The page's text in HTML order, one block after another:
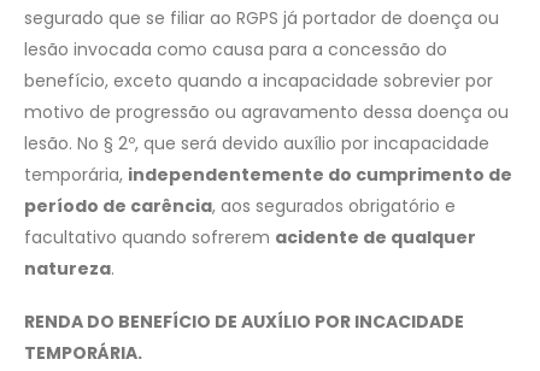
segurado que se filiar ao RGPS já portador de doença ou
lesão invocada como causa para a concessão do
benefício, exceto quando a incapacidade sobrevier por
motivo de progressão ou agravamento dessa doença ou
lesão. No § 2º, que será devido auxílio por incapacidade
temporária, independentemente do cumprimento de
período de carência, aos segurados obrigatório e
facultativo quando sofrerem acidente de qualquer
natureza.
RENDA DO BENEFÍCIO DE AUXÍLIO POR INCACIDADE
TEMPORÁRIA.